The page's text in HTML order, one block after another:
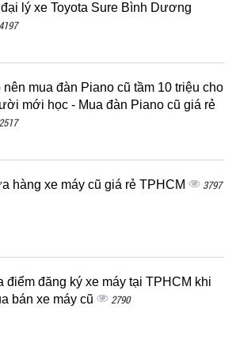
lý xe Toyota Sure Bình Dương
4197
nên mua đàn Piano cũ tầm 10 triệu cho
mới học - Mua đàn Piano cũ giá rẻ
hàng xe máy cũ giá rẻ TPHCM 3797
điểm đăng ký xe máy tại TPHCM khi
bán xe máy cũ
2790